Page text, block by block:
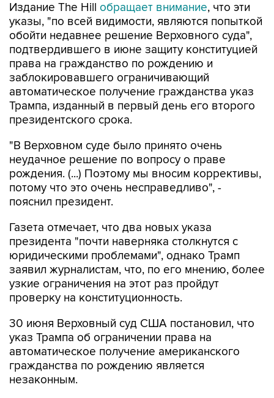
Издание The Hill обращает внимание, что эти
указы, "по всей видимости, являются попыткой
обойти недавнее решение Верховного суда",
подтвердившего в июне защиту конституцией
права на гражданство по рождению и
заблокировавшего ограничивающий
автоматическое получение гражданства указ
Трампа, изданный в первый день его второго
президентского срока.
"В Верховном суде было принято очень
неудачное решение по вопросу о праве
рождения. (...) Поэтому мы вносим коррективы,
потому что это очень несправедливо", -
пояснил президент.
Газета отмечает, что два новых указа
президента "почти наверняка столкнутся с
юридическими проблемами", однако Трамп
заявил журналистам, что, по его мнению, более
узкие ограничения на этот раз пройдут
проверку на конституционность.
30 июня Верховный суд США постановил, что
указ Трампа об ограничении права на
автоматическое получение американского
гражданства по рождению является
незаконным.